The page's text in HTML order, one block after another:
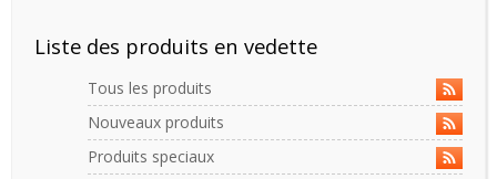
Liste des produits en vedette
Tous les produits
Nouveaux produits
Produits speciaux